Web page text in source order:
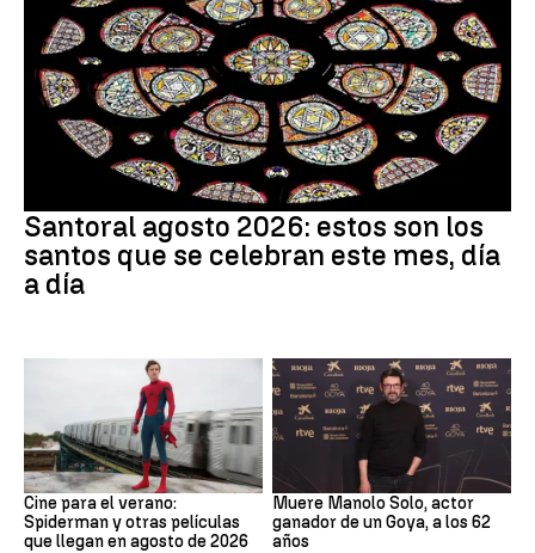
Santoral agosto 2026: estos son los
santos que se celebran este mes, día
a día
Cine
Cine para el verano:
Spiderman y otras películas
que llegan en agosto de 2026
Actor
Muere Manolo Solo, actor
ganador de un Goya, a los 62
años